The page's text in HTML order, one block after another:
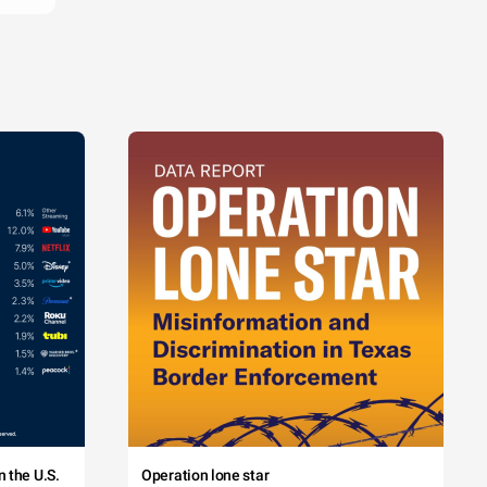
the U.S. Operation lone star